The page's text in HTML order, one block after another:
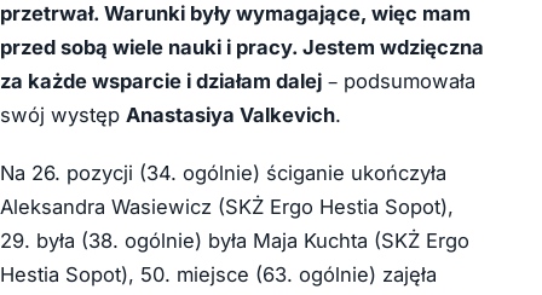
przetrwał. Warunki były wymagające, więc mam
przed sobą wiele nauki i pracy. Jestem wdzięczna
za każde wsparcie i działam dalej – podsumowała
swój występ Anastasiya Valkevich.
Na 26. pozycji (34. ogólnie) ściganie ukończyła
Aleksandra Wasiewicz (SKŻ Ergo Hestia Sopot),
29. była (38. ogólnie) była Maja Kuchta (SKŻ Ergo
Hestia Sopot), 50. miejsce (63. ogólnie) zajęła